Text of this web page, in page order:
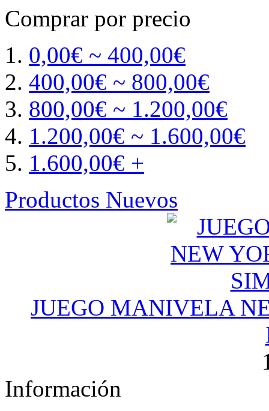
Comprar por precio
0,00€ ~ 400,00€
400,00€ ~ 800,00€
800,00€ ~ 1.200,00€
1.200,00€ ~ 1.600,00€
1.600,00€ +
Productos Nuevos
JUEGO MANIVELA
Información